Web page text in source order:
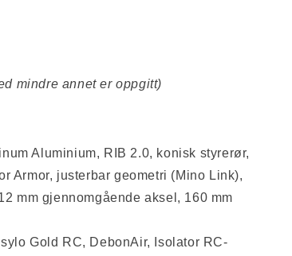
mindre annet er oppgitt)
Aluminium, RIB 2.0, konisk styrerør,
Armor, justerbar geometri (Mino Link),
mm gjennomgående aksel, 160 mm
Gold RC, DebonAir, Isolator RC-